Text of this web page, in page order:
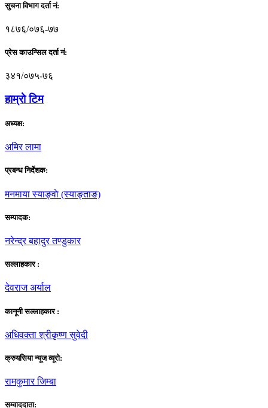
सुचना विभाग दर्ता नं:
१८७६/०७६-७७
प्रेस काउन्सिल दर्ता नं:
३४१/०७५-७६
हाम्राे टिम
अध्यक्ष:
अमिर लामा
प्रबन्ध निर्देशक:
मनमाया स्याङ्वाे (स्याङ्ताङ)
सम्पादक:
नरेन्द्र बहादुर तण्डुकार
सल्लाहकार :
देवराज अर्याल
कानूनी सल्लाहकार :
अधिवक्ता श्रीकृष्ण सुवेदी
क्रुयसिया न्यूज व्यूराे:
रामकुमार जिम्बा
सम्वाददाता: